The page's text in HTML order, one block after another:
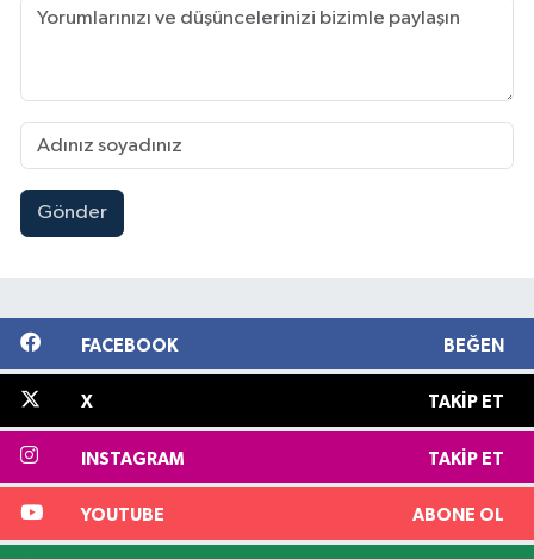
Gönder
FACEBOOK BEĞEN
X TAKIP ET
INSTAGRAM TAKIP ET
YOUTUBE ABONE OL